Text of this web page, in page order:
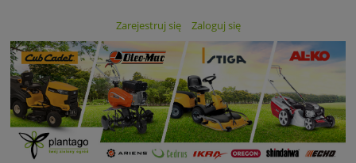
Zarejestruj się Zaloguj się